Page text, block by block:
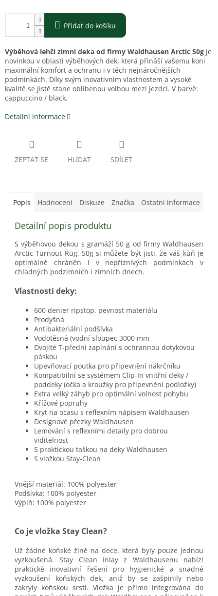
Přidat do košíku
Výběhová lehčí zimní deka od firmy Waldhausen Arctic 50g je
novinkou v oblasti výběhových dek, která přináší vašemu koni
maximální komfort a ochranu i v těch nejnáročnějších
podmínkách. Díky svým inovativním vlastnostem a vysoké
kvalitě se jistě stane oblíbenou volbou mezi jezdci. V barvě:
cappuccino / black.
Detailní informace
ZEPTAT SE HLÍDAT SDÍLET
Popis Hodnocení Diskuze Značka Ostatní informace
Detailní popis produktu
S výběhovou dekou s gramáží 50 g od firmy Waldhausen
Arctic Turnout Rug, 50g si můžete být jisti, že váš kůň je
optimálně chráněn i v nepříznivých podmínkách v
chladných podzimních i zimních dnech.
Vlastnosti deky:
600 denier ripstop, pevnost materiálu
Prodyšná
Antibakteriální podšívka
Vodotěsná (vodní sloupec 3000 mm
Dvojité T-přední zapínání s ochrannou dotykovou
páskou
Upevňovací poutka pro připevnění nákrčníku
Kompatibilní se systémem Clip-In vnitřní deky /
poddeky (očka a kroužky pro připevnění podložky)
Extra velký záhyb pro optimální volnost pohybu
Křížové popruhy
Kryt na ocasu s reflexním nápisem Waldhausen
Designové přezky Waldhausen
Lemování s reflexními detaily pro dobrou
viditelnost
S praktickou taškou na deky Waldhausen
S vložkou Stay-Clean
Vnější materiál: 100% polyester
Podšívka: 100% polyester
Výplň: 100% polyester
Co je vložka Stay Clean?
Už žádné koňské žíně na dece, která byly pouze jednou
vyzkoušená. Stay Clean Inlay z Waldhausenu nabízí
praktické inovativní řešení pro hygienické a snadné
vyzkoušení koňských dek, aniž by se zašpinily nebo
zakryly koňskou srstí. Vložka je přímo integrována do